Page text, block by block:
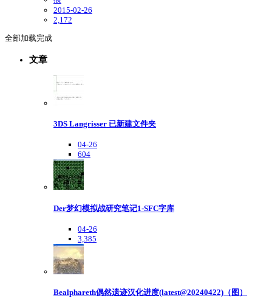
2015-02-26
2,172
全部加载完成
文章
3DS Langrisser 已新建文件夹
04-26
604
Der梦幻模拟战研究笔记1-SFC字库
04-26
3,385
Bealphareth偶然遗迹汉化进度(latest@20240422)（图）